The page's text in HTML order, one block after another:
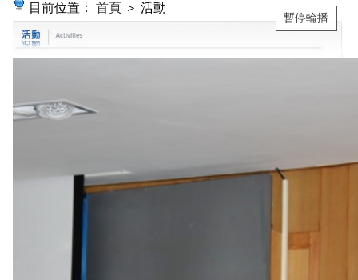
目前位置： 首頁 ＞ 活動
暫停輪播